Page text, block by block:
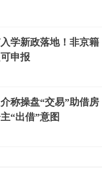
学新政落地！非京籍
申报
称操盘“交易”助借房
“出借”意图